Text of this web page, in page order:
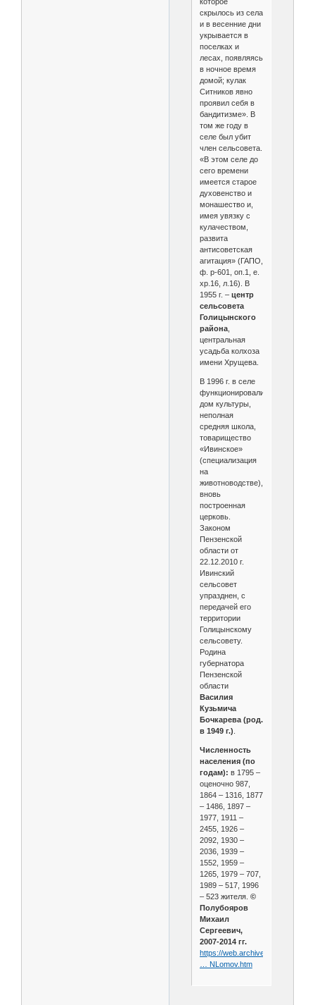
скрылось из села
и в весенние дни
укрывается в
поселках и
лесах, появляясь
в ночное время
домой; кулак
Ситников явно
проявил себя в
бандитизме». В
том же году в
селе был убит
член сельсовета.
«В этом селе до
сего времени
имеется старое
духовенство и
монашество и,
имея увязку с
кулачеством,
развита
антисоветская
агитация» (ГАПО,
ф. р-601, оп.1, е.
хр.16, л.16). В
1955 г. – центр
сельсовета
Голицынского
района,
центральная
усадьба колхоза
имени Хрущева.
В 1996 г. в селе
функционировали
дом культуры,
неполная
средняя школа,
товарищество
«Ивинское»
(специализация
на
животноводстве),
вновь
построенная
церковь.
Законом
Пензенской
области от
22.12.2010 г.
Ивинский
сельсовет
упразднен, с
передачей его
территории
Голицынскому
сельсовету.
Родина
губернатора
Пензенской
области
Василия
Кузьмича
Бочкарева (род.
в 1949 г.)
Численность
населения (по
годам): в 1795 –
оценочно 987,
1864 – 1316, 1877
– 1486, 1897 –
1977, 1911 –
2455, 1926 –
2092, 1930 –
2036, 1939 –
1552, 1959 –
1265, 1979 – 707,
1989 – 517, 1996
– 523 жителя. ©
Полубояров
Михаил
Сергеевич,
2007-2014 гг.
https://web.archive.org/web/
… NLomov.htm